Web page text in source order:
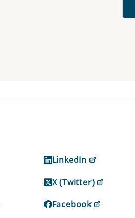
LinkedIn
X (Twitter)
Facebook